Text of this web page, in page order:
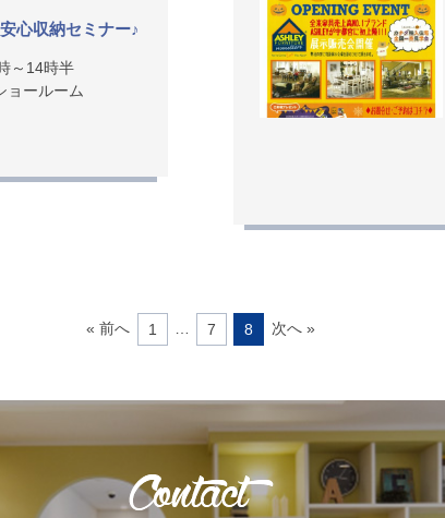
心収納セミナー♪
～14時半
ョールーム
« 前へ 1 7 8 次へ »